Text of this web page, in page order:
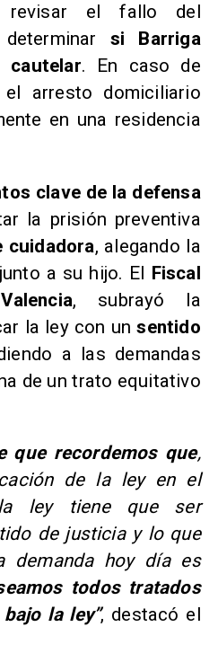
el fallo del
si Barriga
cautelar. En caso de
arresto domiciliario
en una residencia
clave de la defensa
la prisión preventiva
cuidadora, alegando la
a su hijo. El Fiscal
, subrayó la
la ley con unsentido
a las demandas
de un trato equitativo
que recordemos que,
de la ley en el
ley tiene que ser
de justicia y lo que
demanda hoy día es
todos tratados
la ley”, destacó el